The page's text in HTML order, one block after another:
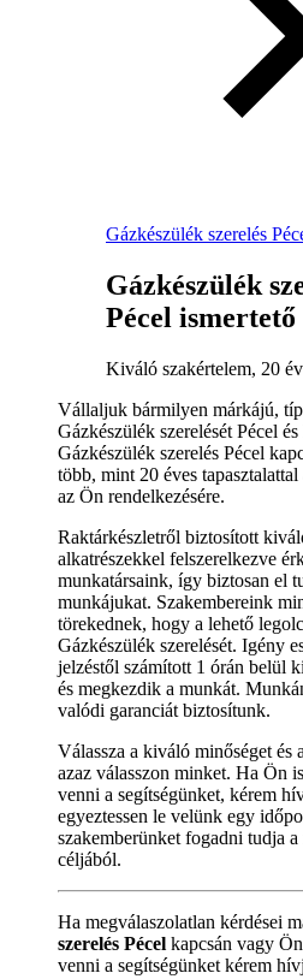
Gázkészülék szerelés
Gázkészülék
Pécel ismertető
Kiváló szakértelem, 20
Vállaljuk bármilyen márkájú,
Gázkészülék szerelését Pécel
Gázkészülék szerelés Pécel
több, mint 20 éves
az Ön rendelkezésére.
Raktárkészletről biztosított
alkatrészekkel felszerelkezve
munkatársaink, így biztosan el
munkájukat. Szakembereink
törekednek, hogy a lehető
Gázkészülék szerelését. Igény
jelzéstől számított 1 órán belül
és megkezdik a munkát.
valódi garanciát biztosítunk.
Válassza a kiváló minőséget és
azaz válasszon minket. Ha Ön
venni a segítségünket, kérem
egyeztessen le velünk egy
szakemberünket fogadni tudja
céljából.
Ha megválaszolatlan kérdései
szerelés Pécel kapcsán vagy
venni a segítségünket kérem